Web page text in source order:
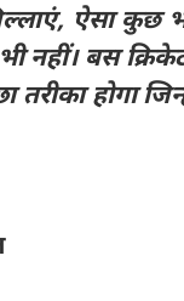
ऐसा कुछ
नहीं। बस
होगा